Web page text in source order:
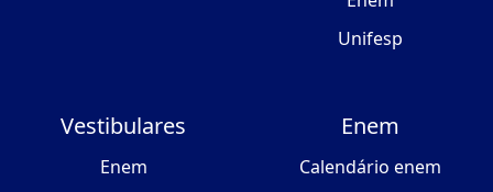
Unifesp
Vestibulares
Enem
Enem
Calendário enem